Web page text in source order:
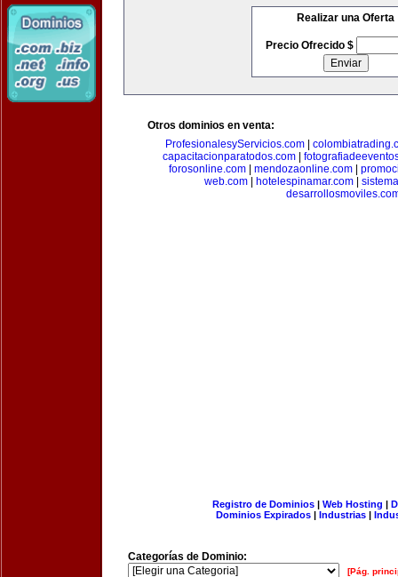
Realizar una Oferta
Precio Ofrecido $
Otros dominios en venta:
ProfesionalesyServicios.com
capacitacionparatodos.com
forosonline.com| mendozaonline.com|
web.com
hotelespinamar.com
Registro de Dominios| Web Hosting |
Dominios Expirados | Industrias |
Categorías de Dominio:
[Pág.